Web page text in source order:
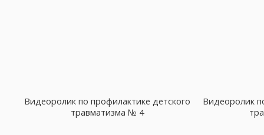
Видеоролик по профилактике детского
травматизма № 4
Видеоролик